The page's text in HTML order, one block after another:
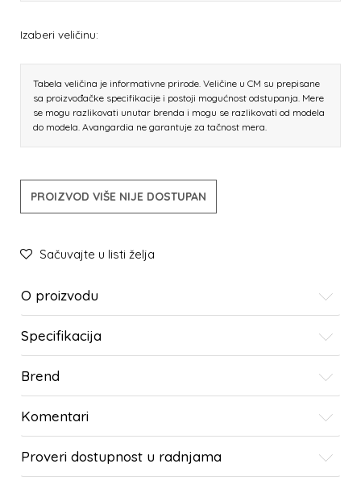
Izaberi veličinu:
Tabela veličina je informativne prirode. Veličine u CM su prepisane
sa proizvođačke specifikacije i postoji mogućnost odstupanja. Mere
se mogu razlikovati unutar brenda i mogu se razlikovati od modela
do modela. Avangardia ne garantuje za tačnost mera.
PROIZVOD VIŠE NIJE DOSTUPAN
Sačuvajte u listi želja
O proizvodu
Specifikacija
Brend
Komentari
Proveri dostupnost u radnjama